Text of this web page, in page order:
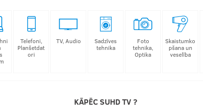
Telefoni,
Planšetdat
ori
TV, Audio
Sadzīves
tehnika
Foto
tehnika,
Optika
Skaistumko
pšana un
veselība
KĀPĒC SUHD TV ?